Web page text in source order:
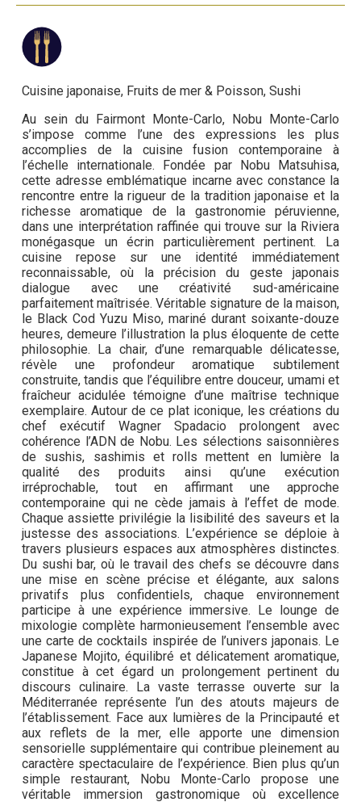
Cuisine japonaise, Fruits de mer & Poisson, Sushi
Au sein du Fairmont Monte-Carlo, Nobu Monte-Carlo
s’impose comme l’une des expressions les plus
accomplies de la cuisine fusion contemporaine à
l’échelle internationale. Fondée par Nobu Matsuhisa,
cette adresse emblématique incarne avec constance la
rencontre entre la rigueur de la tradition japonaise et la
richesse aromatique de la gastronomie péruvienne,
dans une interprétation raffinée qui trouve sur la Riviera
monégasque un écrin particulièrement pertinent. La
cuisine repose sur une identité immédiatement
reconnaissable, où la précision du geste japonais
dialogue avec une créativité sud-américaine
parfaitement maîtrisée. Véritable signature de la maison,
le Black Cod Yuzu Miso, mariné durant soixante-douze
heures, demeure l’illustration la plus éloquente de cette
philosophie. La chair, d’une remarquable délicatesse,
révèle une profondeur aromatique subtilement
construite, tandis que l’équilibre entre douceur, umami et
fraîcheur acidulée témoigne d’une maîtrise technique
exemplaire. Autour de ce plat iconique, les créations du
chef exécutif Wagner Spadacio prolongent avec
cohérence l’ADN de Nobu. Les sélections saisonnières
de sushis, sashimis et rolls mettent en lumière la
qualité des produits ainsi qu’une exécution
irréprochable, tout en affirmant une approche
contemporaine qui ne cède jamais à l’effet de mode.
Chaque assiette privilégie la lisibilité des saveurs et la
justesse des associations. L’expérience se déploie à
travers plusieurs espaces aux atmosphères distinctes.
Du sushi bar, où le travail des chefs se découvre dans
une mise en scène précise et élégante, aux salons
privatifs plus confidentiels, chaque environnement
participe à une expérience immersive. Le lounge de
mixologie complète harmonieusement l’ensemble avec
une carte de cocktails inspirée de l’univers japonais. Le
Japanese Mojito, équilibré et délicatement aromatique,
constitue à cet égard un prolongement pertinent du
discours culinaire. La vaste terrasse ouverte sur la
Méditerranée représente l’un des atouts majeurs de
l’établissement. Face aux lumières de la Principauté et
aux reflets de la mer, elle apporte une dimension
sensorielle supplémentaire qui contribue pleinement au
caractère spectaculaire de l’expérience. Bien plus qu’un
simple restaurant, Nobu Monte-Carlo propose une
véritable immersion gastronomique où excellence